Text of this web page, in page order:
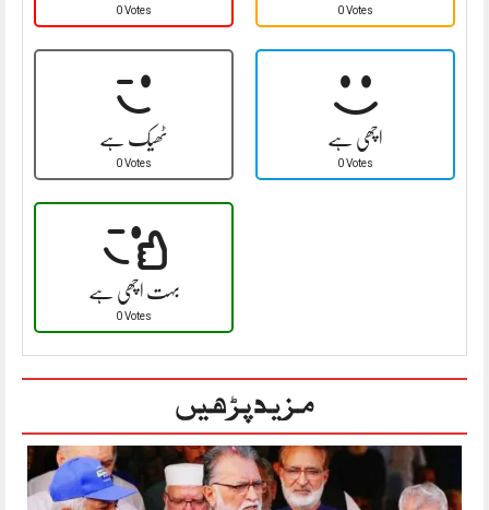
0 Votes 0 Votes
ٹھیک ہے
0 Votes
اچھی ہے
0 Votes
بہت اچھی ہے
0 Votes
مزید پڑھیں